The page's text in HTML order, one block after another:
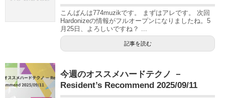
こんばんは774muzikです。 まずはアレです。 次回
Hardonizeの情報がフルオープンになりましたね。5
月25日、よろしいですね？ ...
記事を読む
今週のオススメハードテクノ －
Resident’s Recommend 2025/09/11